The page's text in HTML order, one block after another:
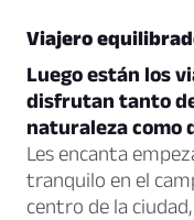
Viajero
Luego están los
disfrutan tanto
naturaleza como
Les encanta
tranquilo en el
centro de la